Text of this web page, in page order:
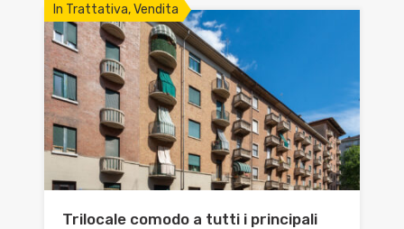
In Trattativa, Vendita
Trilocale comodo a tutti i principali